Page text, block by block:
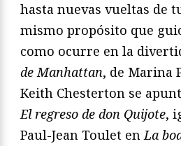
hasta nuevas vueltas de
mismo propósito que
como ocurre en la
de Manhattan, de Marina
Keith Chesterton se
El regreso de don Quijote,
Paul-Jean Toulet enLa